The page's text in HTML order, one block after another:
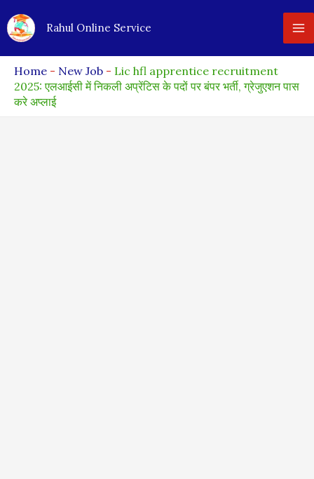
to
Rahul Online Service
Home - New Job - Lic hfl apprentice recruitment
2025: एलआईसी में निकली अप्रेंटिस के पदों पर बंपर भर्ती, ग्रेजुएशन पास
करे अप्लाई